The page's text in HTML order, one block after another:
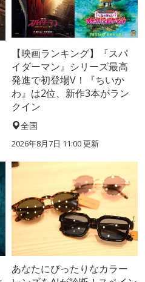
【映画ランキング】『スパ
イダーマン』シリーズ最高
発進で初登場V！『ちいか
わ』は2位、新作3本がラン
クイン
全国
2026年8月7日 11:00更新
あなたにぴったりなカラー